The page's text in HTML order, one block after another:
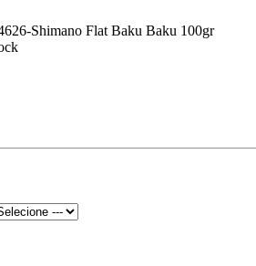
Shimano Flat Baku Baku 100gr